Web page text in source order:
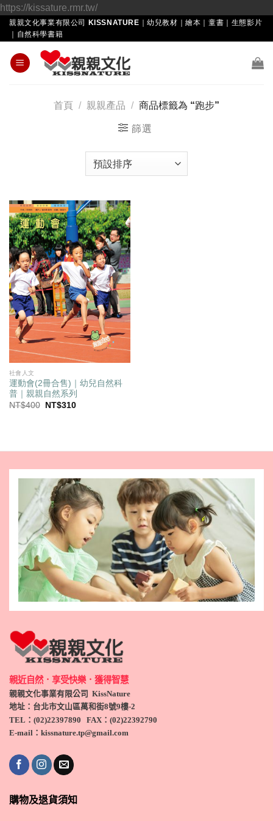
https://kissature.rmr.tw/Skip
to
親親文化事業有限公司 KISSNATURE｜幼兒教材｜繪本｜童書｜生態影片
｜自然科學書籍
首頁 / 親親產品 / 商品標籤為 “跑步”
篩選
社會人文
運動會(2冊合售)｜幼兒自然科
普｜親親自然系列
NT$400
原
NT$310目
親近自然．享受快樂．獲得智慧
親親文化事業有限公司 KissNature
地址：台北市文山區萬和街8號9樓-2
TEL ：(02)22397890 FAX：(02)22392790
E-mail：kissnature.tp@gmail.com
購物及退貨須知